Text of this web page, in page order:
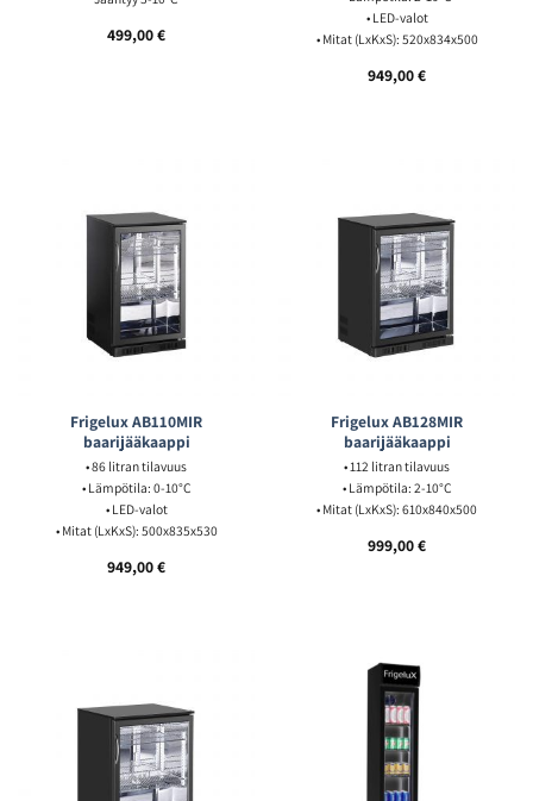
499,00€
• LED-valot
• Mitat (LxKxS): 520x834x500
949,00€
Frigelux AB110MIR
baarijääkaappi
• 86 litran tilavuus
• Lämpötila: 0-10°C
• LED-valot
• Mitat (LxKxS): 500x835x530
949,00€
Frigelux AB128MIR
baarijääkaappi
• 112 litran tilavuus
• Lämpötila: 2-10°C
• Mitat (LxKxS): 610x840x500
999,00€